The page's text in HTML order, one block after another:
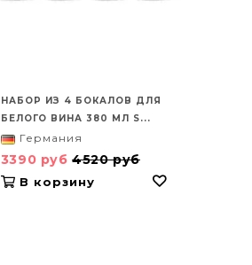
НАБОР ИЗ 4 БОКАЛОВ ДЛЯ
БЕЛОГО ВИНА 380 МЛ S...
Германия
3390 руб4520 руб
В корзину